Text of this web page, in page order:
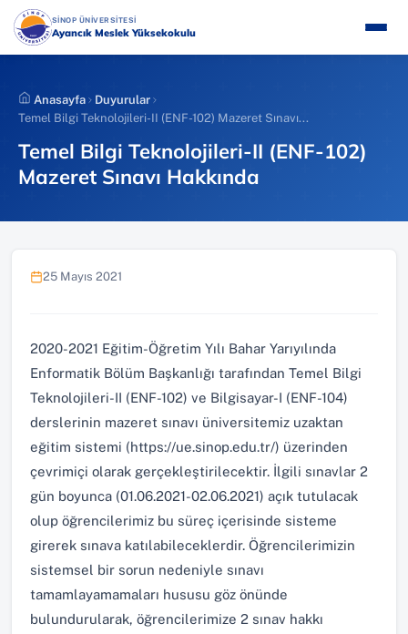
İçeriğe
atla
SİNOP ÜNİVERSİTESİ(YENI SEKMEDE AÇILIR)
Ayancık Meslek Yüksekokulu
Anasayfa
Duyurular
Temel Bilgi Teknolojileri-II (ENF-102) Mazeret Sınavı...
Temel Bilgi Teknolojileri-II (ENF-102)
Mazeret Sınavı Hakkında
25 Mayıs 2021
2020-2021 Eğitim-Öğretim Yılı Bahar Yarıyılında
Enformatik Bölüm Başkanlığı tarafından Temel Bilgi
Teknolojileri-II (ENF-102) ve Bilgisayar-I (ENF-104)
derslerinin mazeret sınavı üniversitemiz uzaktan
eğitim sistemi (https://ue.sinop.edu.tr/) üzerinden
çevrimiçi olarak gerçekleştirilecektir. İlgili sınavlar 2
gün boyunca (01.06.2021-02.06.2021) açık tutulacak
olup öğrencilerimiz bu süreç içerisinde sisteme
girerek sınava katılabileceklerdir. Öğrencilerimizin
sistemsel bir sorun nedeniyle sınavı
tamamlayamamaları hususu göz önünde
bulundurularak, öğrencilerimize 2 sınav hakkı